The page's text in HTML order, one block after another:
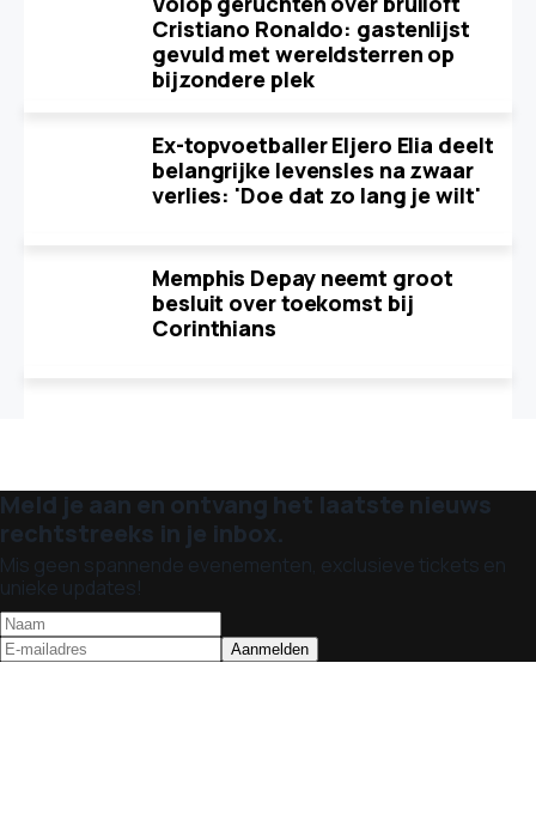
Cristiano Ronaldo: gastenlijst
gevuld met wereldsterren op
bijzondere plek
Ex-topvoetballer Eljero Elia deelt
belangrijke levensles na zwaar
verlies: 'Doe dat zo lang je wilt'
Memphis Depay neemt groot
besluit over toekomst bij
Corinthians
Meld je aan en ontvang het laatste nieuws
rechtstreeks in je inbox.
Mis geen spannende evenementen, exclusieve tickets en
unieke updates!